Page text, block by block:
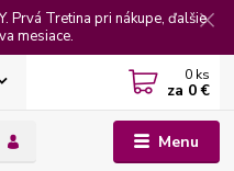
Prvá Tretina pri nákupe, ďalšie
mesiace.
Menu
0 ks
za 0 €